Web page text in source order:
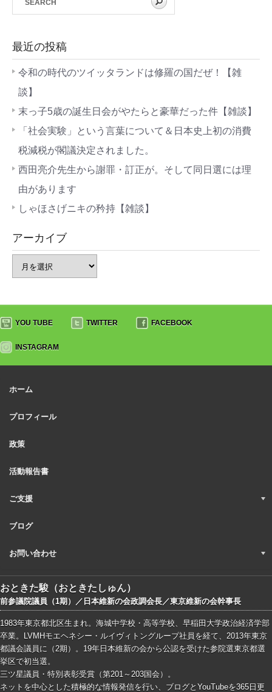
最近の投稿
令和の時代のツイッタランドは修羅の国だぜ！【雑
談】
末っ子5歳の誕生日会がやたらと豪華だった件【雑談】
「社会実験」という言葉について＆日本史上初の消費
税減税が閣議決定されました。
西田亮介先生から謝罪・訂正が。そして同日選には理
由があります
しゃほさげニキの矜持【雑談】
アーカイブ
YOU TUBE TWITTER FACEBOOK
INSTAGRAM
ホーム
プロフィール
政策
活動報告書
ご支援
ブログ
お問い合わせ
おときた駿（おときたしゅん）
前参議院議員（1期）／日本維新の会政調会長／東京維新の会幹事長
1983年東京都北区生まれ。海城中学校・高等学校、早稲田大学政治経済学部
卒業。LVMHモエヘネシー・ルイヴィトングループ社員を経て、2013年東京
都議会議員に（2期）。19年日本維新の会から公認を受けた参院選東京都選
挙区で初当選。
三ツ星議員・特別表彰受賞（第201～203国会）。
ネットを中心とした積極的な情報発信を行い、ブログとYouTubeを365日更